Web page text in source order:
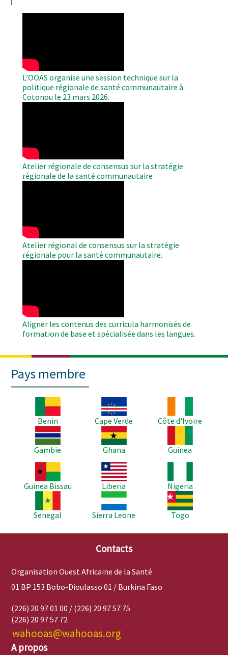
L’OOAS organise une session technique sur la
politique régionale de santé communautaire à
Cotonou le 23 mars 2026.
Atelier régionale de consensus sur la stratégie
régionale de la santé communautaire
Atelier régional de consensus sur la stratégie
régionale pour la santé communautaire.
Aligner les contenus des curricula harmonisés de
formation de base et spécialisée dans les langues.
Pays membre
Benin
Image
Cape Verde
Côte d'Ivoire
Image
Gambie
Image
Ghana
Guinea
Image
Guinea Bissau
Image
Liberia
Nigeria
Senegal
Image
Sierra Leone
Image
Togo
Contacts
Organisation Ouest Africaine de la Santé
01 BP 153 Bobo-Dioulasso 01 / Burkina Faso
(226) 20 97 01 00 / (226) 20 97 57 75
(226) 20 97 57 72
wahooas@wahooas.org
A propos